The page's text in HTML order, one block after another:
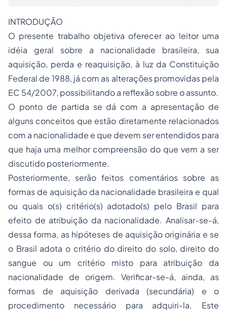
INTRODUÇÃO
O presente trabalho objetiva oferecer ao leitor uma
idéia geral sobre a nacionalidade brasileira, sua
aquisição, perda e reaquisição, à luz da Constituição
Federal de 1988, já com as alterações promovidas pela
EC 54/2007, possibilitando a reflexão sobre o assunto.
O ponto de partida se dá com a apresentação de
alguns conceitos que estão diretamente relacionados
com a nacionalidade e que devem ser entendidos para
que haja uma melhor compreensão do que vem a ser
discutido posteriormente.
Posteriormente, serão feitos comentários sobre as
formas de aquisição da nacionalidade brasileira e qual
ou quais o(s) critério(s) adotado(s) pelo Brasil para
efeito de atribuição da nacionalidade. Analisar-se-á,
dessa forma, as hipóteses de aquisição originária e se
o Brasil adota o critério do direito do solo, direito do
sangue ou um critério misto para atribuição da
nacionalidade de origem. Verificar-se-á, ainda, as
formas de aquisição derivada (secundária) e o
procedimento necessário para adquiri-la. Este